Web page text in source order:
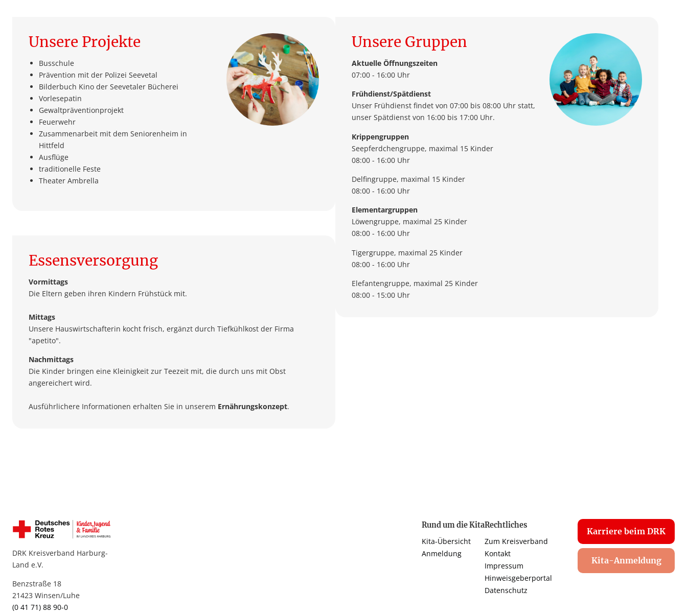
Unsere Projekte
Busschule
Prävention mit der Polizei Seevetal
Bilderbuch Kino der Seevetaler Bücherei
Vorlesepatin
Gewaltpräventionprojekt
Feuerwehr
Zusammenarbeit mit dem Seniorenheim in
Hittfeld
Ausflüge
traditionelle Feste
Theater Ambrella
Essensversorgung
Vormittags
Die Eltern geben ihren Kindern Frühstück mit.
Mittags
Unsere Hauswirtschafterin kocht frisch, ergänzt durch Tiefkühlkost der Firma
"apetito".
Nachmittags
Die Kinder bringen eine Kleinigkeit zur Teezeit mit, die durch uns mit Obst
angereichert wird.
Ausführlichere Informationen erhalten Sie in unserem Ernährungskonzept.
Unsere Gruppen
Aktuelle Öffnungszeiten
07:00 - 16:00 Uhr
Frühdienst/Spätdienst
Unser Frühdienst findet von 07:00 bis 08:00 Uhr statt,
unser Spätdienst von 16:00 bis 17:00 Uhr.
Krippengruppen
Seepferdchengruppe, maximal 15 Kinder
08:00 - 16:00 Uhr
Delfingruppe, maximal 15 Kinder
08:00 - 16:00 Uhr
Elementargruppen
Löwengruppe, maximal 25 Kinder
08:00 - 16:00 Uhr
Tigergruppe, maximal 25 Kinder
08:00 - 16:00 Uhr
Elefantengruppe, maximal 25 Kinder
08:00 - 15:00 Uhr
DRK Kreisverband Harburg-
Land e.V.
Benzstraße 18
21423 Winsen/Luhe
(0 41 71) 88 90-0
Rund um die Kita
Kita-Übersicht
Anmeldung
Rechtliches
Zum Kreisverband
Kontakt
Impressum
Hinweisgeberportal
Datenschutz
Karriere beim DRK
Kita-Anmeldung